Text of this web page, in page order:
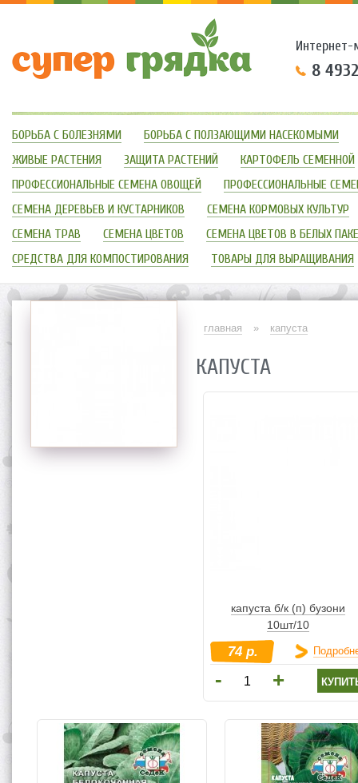
Интернет-
8
БОРЬБА С БОЛЕЗНЯМИ
БОРЬБА С ПОЛЗАЮЩИМИ НАСЕКОМЫМИ
ЖИВЫЕ РАСТЕНИЯ
ЗАЩИТА РАСТЕНИЙ
КАРТОФЕЛЬ СЕМЕННОЙ
ПРОФЕССИОНАЛЬНЫЕ СЕМЕНА ОВОЩЕЙ
ПРОФЕССИОНАЛЬНЫЕ
СЕМЕНА ДЕРЕВЬЕВ И КУСТАРНИКОВ
СЕМЕНА КОРМОВЫХ КУЛЬТУР
СЕМЕНА ТРАВ
СЕМЕНА ЦВЕТОВ
СЕМЕНА ЦВЕТОВ В БЕЛЫХ
СРЕДСТВА ДЛЯ КОМПОСТИРОВАНИЯ
ТОВАРЫ ДЛЯ ВЫРАЩИВАНИЯ
главная » капуста
КАПУСТА
капуста б/к (п) бузони
10шт/10
74 р.
- +